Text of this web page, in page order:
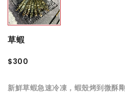
草蝦
$300
新鮮草蝦急速冷凍，蝦殼烤到微酥